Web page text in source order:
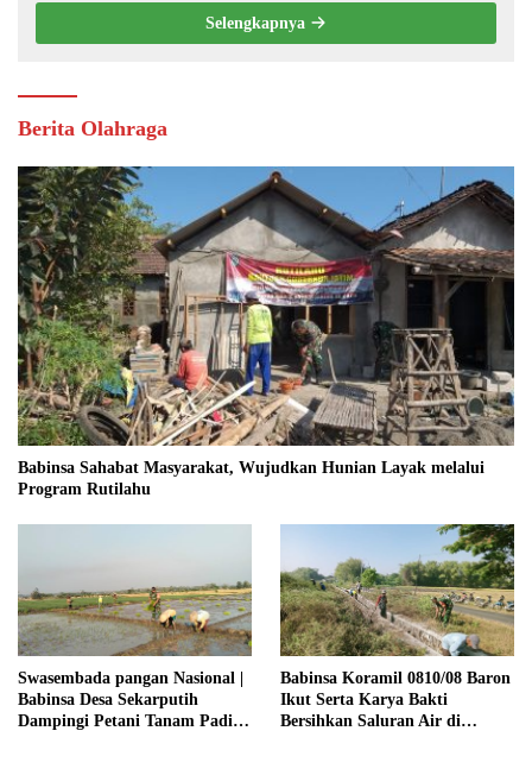
Selengkapnya
Berita Olahraga
Babinsa Sahabat Masyarakat, Wujudkan Hunian Layak melalui
Program Rutilahu
Swasembada pangan Nasional |
Babinsa Desa Sekarputih
Dampingi Petani Tanam Padi,
Babinsa Koramil 0810/08 Baron
Ikut Serta Karya Bakti
Bersihkan Saluran Air di